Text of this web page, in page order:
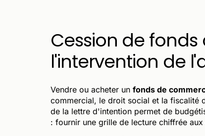
Cession de
l'intervention de
Vendre ou acheter un fonds de
commercial, le droit social et la fiscalité
de la lettre d'intention permet de
: fournir une grille de lecture chiffrée